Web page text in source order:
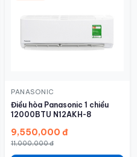
PANASONIC
Điều hòa Panasonic 1 chiều
12000BTU N12AKH-8
9,550,000 đ
11,000,000 đ